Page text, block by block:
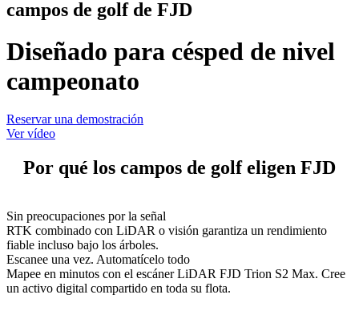
campos de golf de FJD
Diseñado para césped de nivel
campeonato
Reservar una demostración
Ver vídeo
Por qué los campos de golf eligen FJD
Sin preocupaciones por la señal
RTK combinado con LiDAR o visión garantiza un rendimiento
fiable incluso bajo los árboles.
Escanee una vez. Automatícelo todo
Mapee en minutos con el escáner LiDAR FJD Trion S2 Max. Cree
un activo digital compartido en toda su flota.